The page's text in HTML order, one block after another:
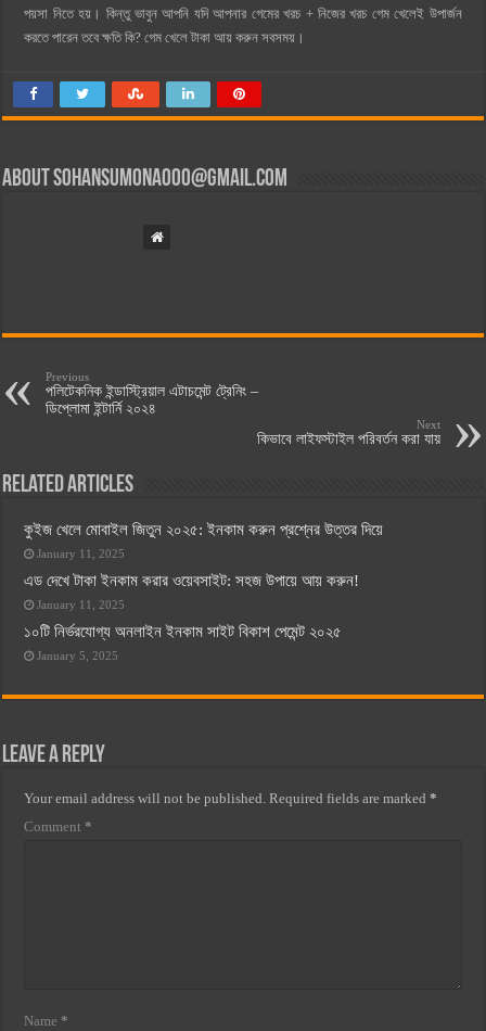
পয়সা নিতে হয়। কিন্তু ভাবুন আপনি যদি আপনার গেমের খরচ + নিজের খরচ গেম খেলেই উপার্জন
করতে পারেন তবে ক্ষতি কি? গেম খেলে টাকা আয় করুন সবসময়।
Aboutsohansumona000@gmail.com
Previous
পলিটেকনিক ইন্ডাস্ট্রিয়াল এটাচমেন্ট ট্রেনিং –
ডিপ্লোমা ইন্টার্নি ২০২৪
Next
কিভাবে লাইফস্টাইল পরিবর্তন করা যায়
Related Articles
কুইজ খেলে মোবাইল জিতুন ২০২৫: ইনকাম করুন প্রশ্নের উত্তর দিয়ে
January 11, 2025
এড দেখে টাকা ইনকাম করার ওয়েবসাইট: সহজ উপায়ে আয় করুন!
January 11, 2025
১০টি নির্ভরযোগ্য অনলাইন ইনকাম সাইট বিকাশ পেমেন্ট ২০২৫
January 5, 2025
Leave a Reply
Your email address will not be published. Required fields are marked*
Comment *
Name *